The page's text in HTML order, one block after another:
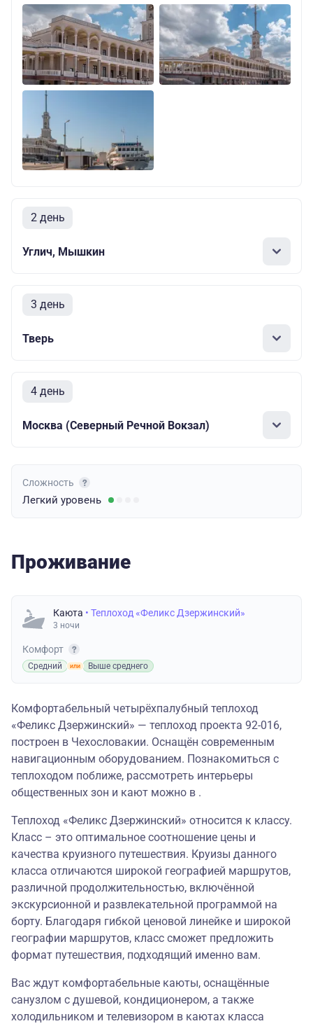
2 день
Углич, Мышкин
3 день
Тверь
4 день
Москва (Северный Речной Вокзал)
Сложность
Легкий уровень
Проживание
Каюта • Теплоход «Феликс Дзержинский»
3 ночи
Комфорт
Средний Выше среднего
Комфортабельный четырёхпалубный теплоход
«Феликс Дзержинский» — теплоход проекта 92-016,
построен в Чехословакии. Оснащён современным
навигационным оборудованием. Познакомиться с
теплоходом поближе, рассмотреть интерьеры
общественных зон и кают можно в .
Теплоход «Феликс Дзержинский» относится к классу.
Класс – это оптимальное соотношение цены и
качества круизного путешествия. Круизы данного
класса отличаются широкой географией маршрутов,
различной продолжительностью, включённой
экскурсионной и развлекательной программой на
борту. Благодаря гибкой ценовой линейке и широкой
географии маршрутов, класс сможет предложить
формат путешествия, подходящий именно вам.
Вас ждут комфортабельные каюты, оснащённые
санузлом с душевой, кондиционером, а также
холодильником и телевизором в каютах класса